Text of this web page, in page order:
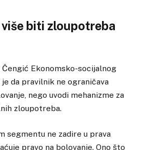
biti zloupotreba
Ekonomsko-socijalnog
da pravilnik ne ograničava
nego uvodi mehanizme za
zloupotreba.
segmentu ne zadire u prava
pravo na bolovanje. Ono što